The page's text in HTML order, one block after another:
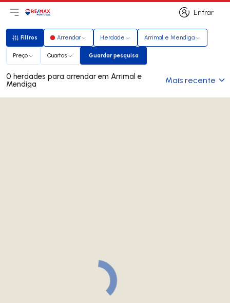
Entrar
Entrar
Abri menu principal
LogoIr para página inicial
Filtros
Filtros Arrendar Herdade Arrimal e Mendiga
Preço Quartos Guardar pesquisa
Guardar pesquisa
0 herdades para arrendar em Arrimal e
Mendiga Mais recente